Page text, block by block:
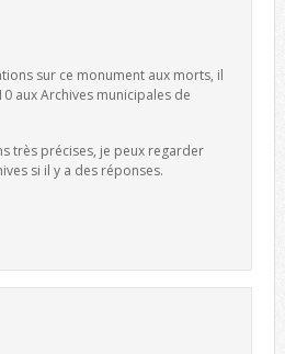
sur ce monument aux morts, il
aux Archives municipales de
très précises, je peux regarder
si il y a des réponses.